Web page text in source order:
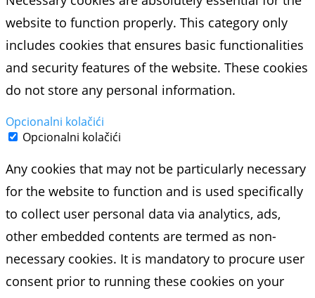
website to function properly. This category only
includes cookies that ensures basic functionalities
and security features of the website. These cookies
do not store any personal information.
Opcionalni kolačići
Opcionalni kolačići
Any cookies that may not be particularly necessary
for the website to function and is used specifically
to collect user personal data via analytics, ads,
other embedded contents are termed as non-
necessary cookies. It is mandatory to procure user
consent prior to running these cookies on your